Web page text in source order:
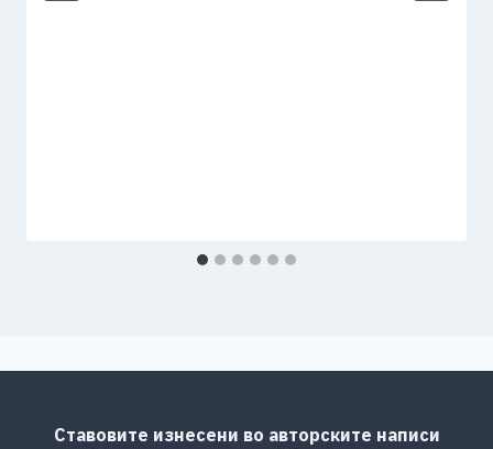
Ставовите изнесени во авторските написи